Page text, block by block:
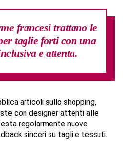
francesi trattano le
taglie forti con una
e attenta.
articoli sullo shopping,
con designer attenti alle
regolarmente nuove
sinceri su tagli e tessuti.